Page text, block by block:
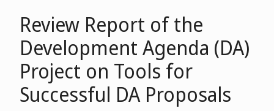
Review Report of the
Development Agenda (DA)
Project on Tools for
Successful DA Proposals